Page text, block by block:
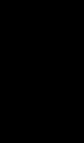
in der
Profile auf
Mit
und